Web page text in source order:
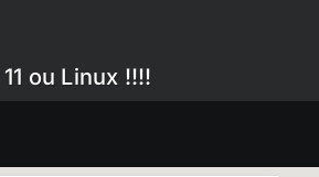
ou Linux !!!!